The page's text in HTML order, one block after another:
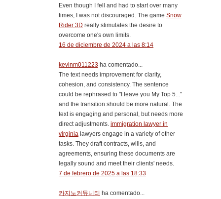
Even though I fell and had to start over many
times, I was not discouraged. The game Snow
Rider 3D really stimulates the desire to
overcome one's own limits.
16 de diciembre de 2024 a las 8:14
kevinm011223 ha comentado...
The text needs improvement for clarity,
cohesion, and consistency. The sentence
could be rephrased to "I leave you My Top 5..."
and the transition should be more natural. The
text is engaging and personal, but needs more
direct adjustments. immigration lawyer in
virginia lawyers engage in a variety of other
tasks. They draft contracts, wills, and
agreements, ensuring these documents are
legally sound and meet their clients' needs.
7 de febrero de 2025 a las 18:33
카지노커뮤니티
ha comentado...